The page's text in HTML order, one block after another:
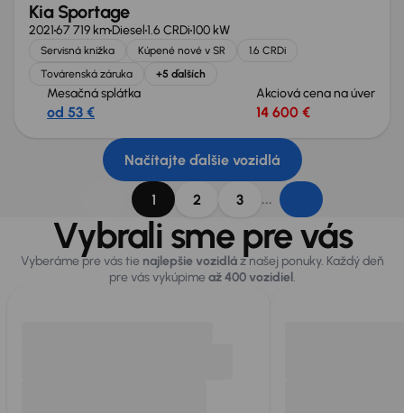
Kia Sportage
202167 719 kmDiesel1.6 CRDi100 kW
Servisná knižka Kúpené nové v SR
1.6 CRDi
Továrenská záruka
+5 ďalších
Mesačná splátka
od 53 €
Akciová cena na úver
14 600 €
Načítajte ďalšie vozidlá
1 2 3 ...
Vybrali sme pre vás
Vyberáme pre vás tie najlepšie vozidláz našej ponuky. Každý deň
pre vás vykúpimeaž 400 vozidiel.